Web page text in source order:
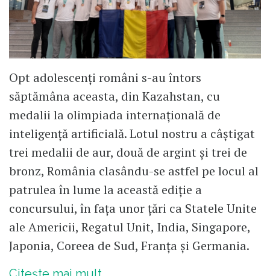
Opt adolescenți români s-au întors
săptămâna aceasta, din Kazahstan, cu
medalii la olimpiada internațională de
inteligență artificială. Lotul nostru a câștigat
trei medalii de aur, două de argint și trei de
bronz, România clasându-se astfel pe locul al
patrulea în lume la această ediție a
concursului, în fața unor țări ca Statele Unite
ale Americii, Regatul Unit, India, Singapore,
Japonia, Coreea de Sud, Franța și Germania.